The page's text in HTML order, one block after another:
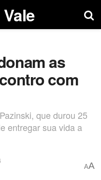
as
com
que durou 25
entregar sua vida a
AA